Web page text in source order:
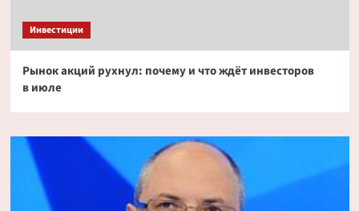
Инвестиции
Рынок акций рухнул: почему и что ждёт инвесторов
в июле